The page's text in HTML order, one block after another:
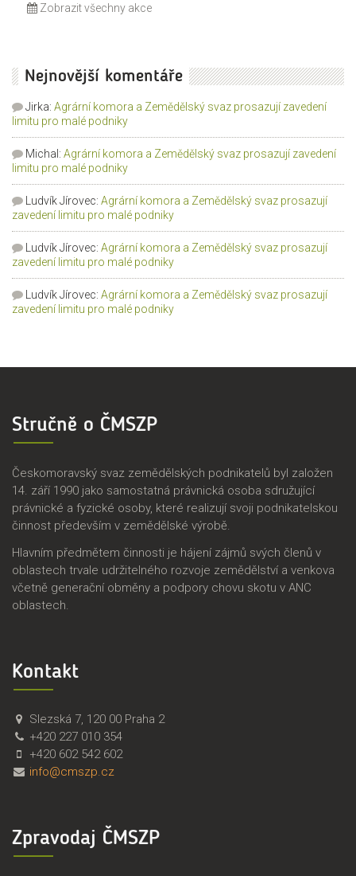
Zobrazit všechny akce
Nejnovější komentáře
Jirka: Agrární komora a Zemědělský svaz prosazují zavedení
limitu pro malé podniky
Michal : Agrární komora a Zemědělský svaz prosazují zavedení
limitu pro malé podniky
Ludvík Jírovec: Agrární komora a Zemědělský svaz prosazují
zavedení limitu pro malé podniky
Ludvík Jírovec: Agrární komora a Zemědělský svaz prosazují
zavedení limitu pro malé podniky
Ludvík Jírovec: Agrární komora a Zemědělský svaz prosazují
zavedení limitu pro malé podniky
Stručně o ČMSZP
Českomoravský svaz zemědělských podnikatelů byl založen
14. září 1990 jako samostatná právnická osoba sdružující
právnické a fyzické osoby, které realizují svoji podnikatelskou
činnost především v zemědělské výrobě.
Hlavním předmětem činnosti je hájení zájmů svých členů v
oblastech trvale udržitelného rozvoje zemědělství a venkova
včetně generační obměny a podpory chovu skotu v ANC
oblastech.
Kontakt
Č
M
S
Z
.
s
Č
e
s
k
r
a
Slezská 7, 120 00 Praha 2
+420 227 010 354
+420 602 542 602
info@cmszp.cz
Zpravodaj ČMSZP